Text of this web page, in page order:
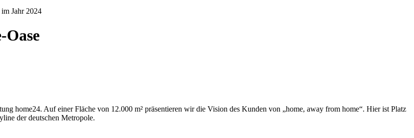
Oase
home24. Auf einer Fläche von 12.000 m² präsentieren wir die Vision des Kunden von „home, away from home“. Hier ist Platz
der deutschen Metropole.